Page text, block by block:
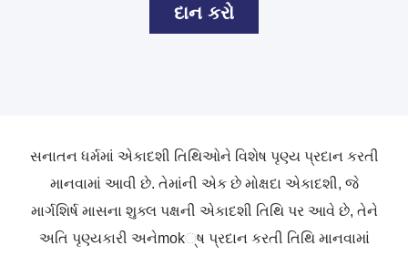
દાન કરો
સનાતન ધર્મમાં એકાદશી તિથિઓને વિશેષ પૃણ્ય પ્રદાન કરતી
માનવામાં આવી છે. તેમાંની એક છે મોક્ષદા એકાદશી, જે
માર્ગશિર્ષ માસના શુક્લ પક્ષની એકાદશી તિથિ પર આવે છે, તેને
અતિ પૃણ્યકારી અનેmok્ષ પ્રદાન કરતી તિથિ માનવામાં